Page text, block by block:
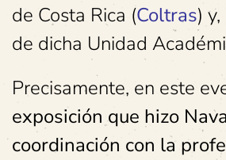
de Costa Rica (Coltras)
de dicha Unidad
Precisamente, en este
exposición que hizo
coordinación con la